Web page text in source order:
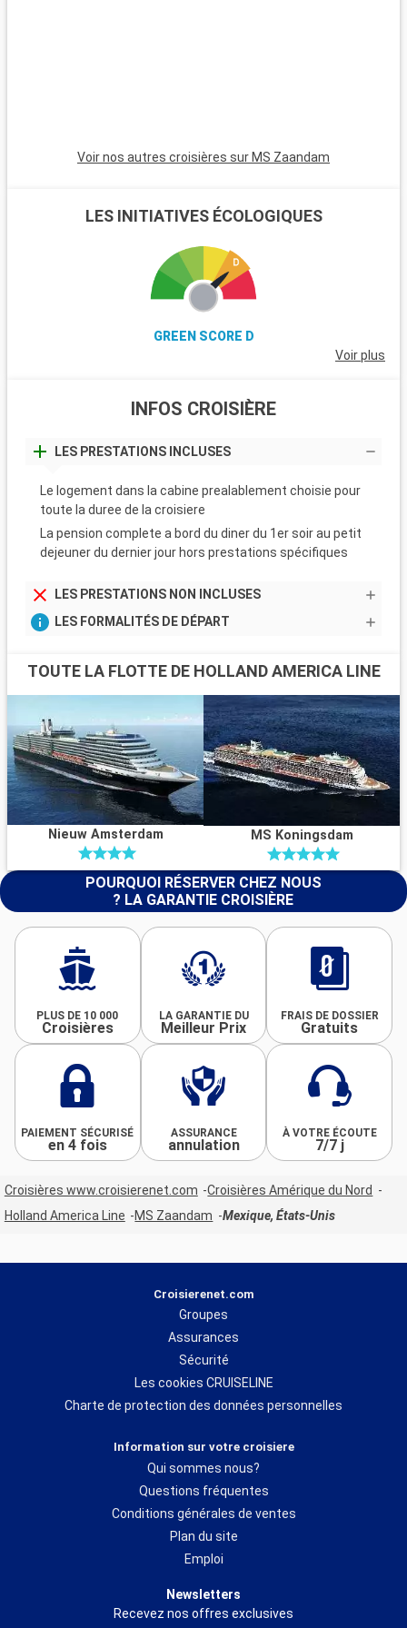
Voir nos autres croisières sur MS Zaandam
LES INITIATIVES ÉCOLOGIQUES
GREEN SCORE D
Voir plus
INFOS CROISIÈRE
LES PRESTATIONS INCLUSES
Le logement dans la cabine prealablement choisie pour
toute la duree de la croisiere
La pension complete a bord du diner du 1er soir au petit
dejeuner du dernier jour hors prestations spécifiques
LES PRESTATIONS NON INCLUSES
LES FORMALITÉS DE DÉPART
TOUTE LA FLOTTE DE HOLLAND AMERICA LINE
Nieuw Amsterdam MS Koningsdam
POURQUOI RÉSERVER CHEZ NOUS
? LA GARANTIE CROISIÈRE
PLUS DE 10 000
Croisières
LA GARANTIE DU
Meilleur Prix
FRAIS DE DOSSIER
Gratuits
PAIEMENT SÉCURISÉ
en 4 fois
ASSURANCE
annulation
À VOTRE ÉCOUTE
7/7 j
Croisières www.croisierenet.com
Croisières Amérique du Nord
Holland America Line
MS Zaandam Mexique, États-Unis
Croisierenet.com
Groupes
Assurances
Sécurité
Les cookies CRUISELINE
Charte de protection des données personnelles
Information sur votre croisiere
Qui sommes nous?
Questions fréquentes
Conditions générales de ventes
Plan du site
Emploi
Newsletters
Recevez nos offres exclusives